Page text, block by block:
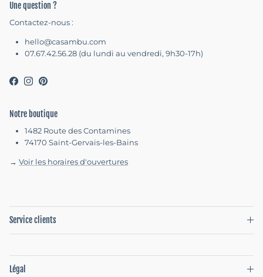
Une question ?
Contactez-nous :
hello@casambu.com
07.67.42.56.28 (du lundi au vendredi, 9h30-17h)
Facebook
Instagram
Pinterest
Notre boutique
1482 Route des Contamines
74170 Saint-Gervais-les-Bains
→ Voir les horaires d'ouvertures
Service clients
Légal